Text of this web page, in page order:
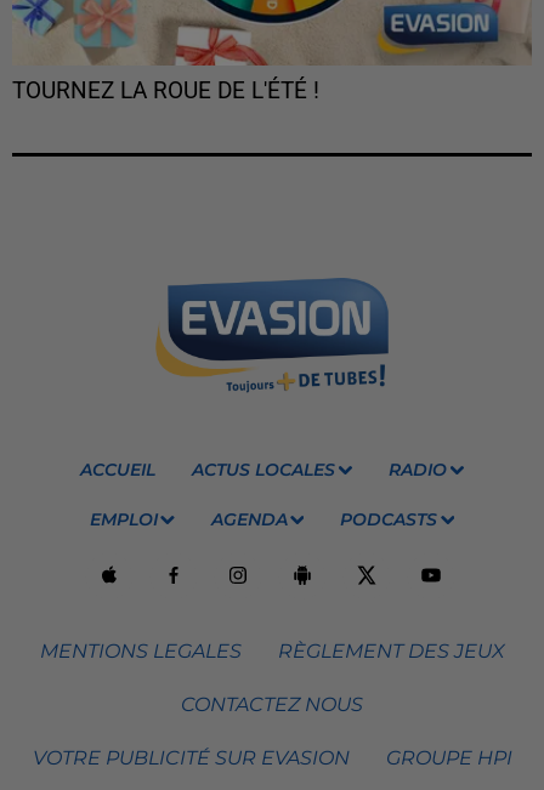
TOURNEZ LA ROUE DE L'ÉTÉ !
ACCUEIL ACTUS LOCALES RADIO
EMPLOI AGENDA PODCASTS
MENTIONS LEGALES RÈGLEMENT DES JEUX
CONTACTEZ NOUS
VOTRE PUBLICITÉ SUR EVASION GROUPE HPI